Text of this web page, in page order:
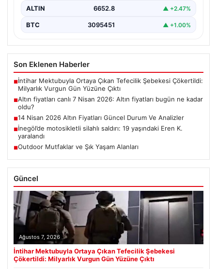
ALTIN 6652.8 ▲ +2.47%
BTC 3095451 ▲ +1.00%
Son Eklenen Haberler
■İntihar Mektubuyla Ortaya Çıkan Tefecilik Şebekesi Çökertildi:
Milyarlık Vurgun Gün Yüzüne Çıktı
■Altın fiyatları canlı 7 Nisan 2026: Altın fiyatları bugün ne kadar
oldu?
■14 Nisan 2026 Altın Fiyatları Güncel Durum Ve Analizler
■İnegöl’de motosikletli silahlı saldırı: 19 yaşındaki Eren K.
yaralandı
■Outdoor Mutfaklar ve Şık Yaşam Alanları
Güncel
Ağustos 7, 2026
İntihar Mektubuyla Ortaya Çıkan Tefecilik Şebekesi
Çökertildi: Milyarlık Vurgun Gün Yüzüne Çıktı